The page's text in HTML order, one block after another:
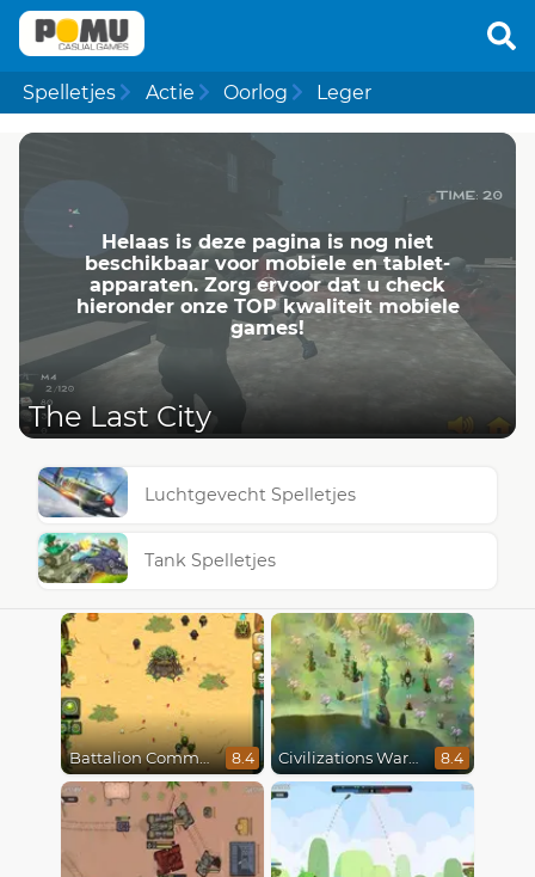
Spelletjes Actie Oorlog Leger
Helaas is deze pagina is nog niet
beschikbaar voor mobiele en tablet-
apparaten. Zorg ervoor dat u check
hieronder onze TOP kwaliteit mobiele
games!
The Last City
Luchtgevecht Spelletjes
Tank Spelletjes
Battalion Commander 8.4 Civilizations Wars Master Edition 8.4